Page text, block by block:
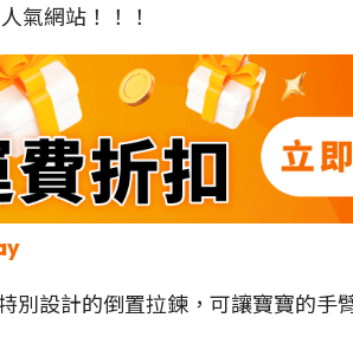
氣網站！！！
別設計的倒置拉鍊，可讓寶寶的手